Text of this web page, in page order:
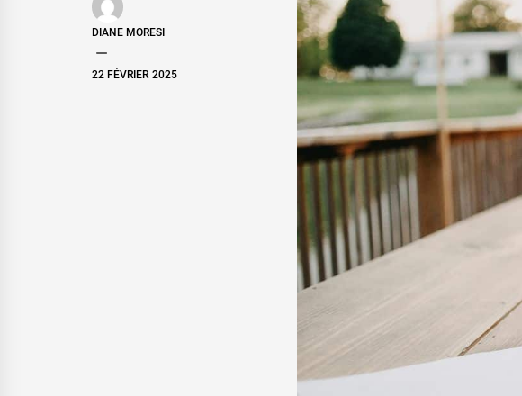
DIANE MORESI
22 FÉVRIER 2025